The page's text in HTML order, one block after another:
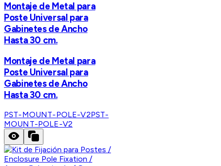
Montaje de Metal para
Poste Universal para
Gabinetes de Ancho
Hasta 30 cm.
Montaje de Metal para
Poste Universal para
Gabinetes de Ancho
Hasta 30 cm.
PST-MOUNT-POLE-V2PST-
MOUNT-POLE-V2